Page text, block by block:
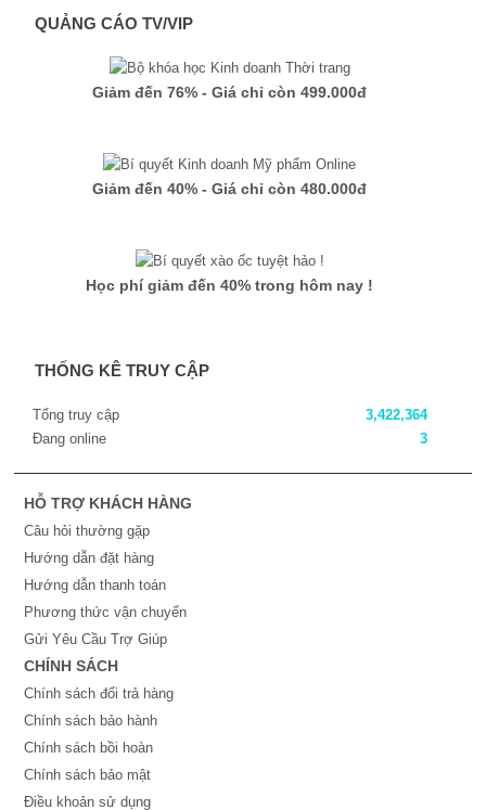
QUẢNG CÁO TV/VIP
Giảm đến 76% - Giá chỉ còn 499.000đ
Giảm đến 40% - Giá chỉ còn 480.000đ
Học phí giảm đến 40% trong hôm nay !
THỐNG KÊ TRUY CẬP
Tổng truy cập
3,422,364
Đang online
3
HỖ TRỢ KHÁCH HÀNG
Câu hỏi thường gặp
Hướng dẫn đặt hàng
Hướng dẫn thanh toán
Phương thức vận chuyển
Gửi Yêu Cầu Trợ Giúp
CHÍNH SÁCH
Chính sách đổi trả hàng
Chính sách bảo hành
Chính sách bồi hoàn
Chính sách bảo mật
Điều khoản sử dụng